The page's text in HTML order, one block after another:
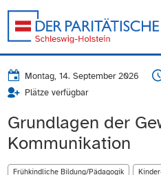
Montag, 14. September 2026
Plätze verfügbar
Grundlagen der
Kommunikation
Frühkindliche Bildung/Pädagogik